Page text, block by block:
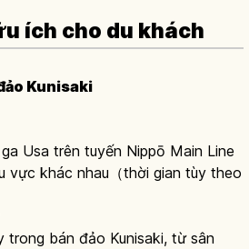
ích cho du khách
Kunisaki
Usa trên tuyến Nippō Main Line
vực khác nhau（thời gian tùy theo
trong bán đảo Kunisaki, từ sân